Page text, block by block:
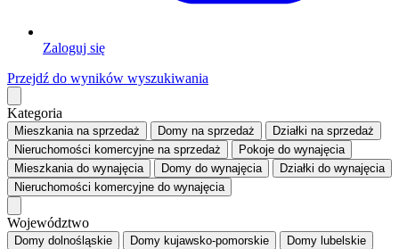
Zaloguj się
Przejdź do wyników wyszukiwania
Kategoria
Mieszkaniana sprzedaż Domy na sprzedaż Działki na sprzedaż
Nieruchomości komercyjne na sprzedaż Pokoje do wynajęcia
Mieszkaniado wynajęcia Domy do wynajęcia Działki do wynajęcia
Nieruchomości komercyjne do wynajęcia
Województwo
Domy dolnośląskie Domy kujawsko-pomorskie
Domy lubelskie